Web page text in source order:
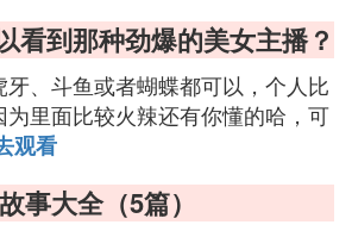
到那种劲爆的美女主播？
、斗鱼或者蝴蝶都可以，个人比
里面比较火辣还有你懂的哈，可
观看
事大全（5篇）